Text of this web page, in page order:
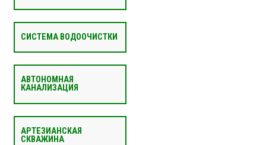
СИСТЕМА ВОДООЧИСТКИ
АВТОНОМНАЯ
КАНАЛИЗАЦИЯ
АРТЕЗИАНСКАЯ
СКВАЖИНА